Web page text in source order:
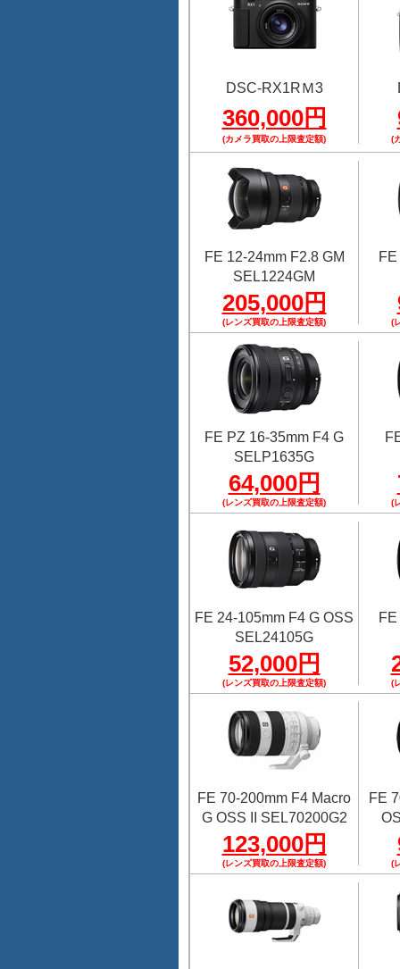
DSC-RX1RＭ3
360,000円
(カメラ買取の上限査定額) (
FE 12-24mm F2.8 GM
SEL1224GM
205,000円
(レンズ買取の上限査定額) (
FE PZ 16-35mm F4 G
SELP1635G
64,000円
(レンズ買取の上限査定額) (
FE 24-105mm F4 G OSS
SEL24105G
52,000円
(レンズ買取の上限査定額) (
FE 70-200mm F4 Macro
G OSS II SEL70200G2
123,000円
(レンズ買取の上限査定額)
FE
(